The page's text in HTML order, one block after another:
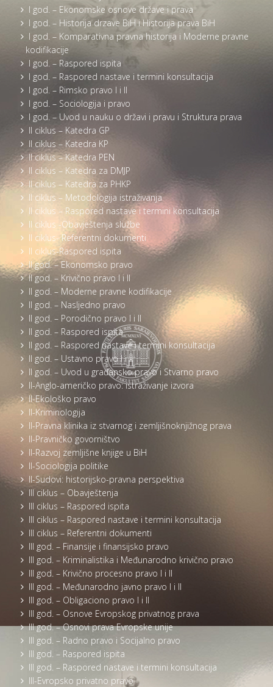
I god. – Ekonomske osnove države i prava
I god. – Historija drzave BiH i Historija prava BiH
I god. – Komparativna pravna historija i Moderne pravne
kodifikacije
I god. – Raspored ispita
I god. – Raspored nastave i termini konsultacija
I god. – Rimsko pravo I i II
I god. – Sociologija i pravo
I god. – Uvod u nauku o državi i pravu i Struktura prava
II ciklus – Katedra GP
II ciklus – Katedra KP
II ciklus – Katedra PEN
II ciklus – Katedra za DMJP
II ciklus – Katedra za PHKP
II ciklus – Metodologija istraživanja
II ciklus – Raspored nastave i termini konsultacija
II ciklus -Obavještenja službe
II ciklus- Referentni dokumenti
II ciklus-Raspored ispita
II god. – Ekonomsko pravo
II god. – Krivično pravo I i II
II god. – Moderne pravne kodifikacije
II god. – Nasljedno pravo
II god. – Porodično pravo I i II
II god. – Raspored ispita
II god. – Raspored nastave i termini konsultacija
II god. – Ustavno pravo I i II
II god. – Uvod u građansko pravo i Stvarno pravo
II-Anglo-američko pravo: istraživanje izvora
II-Ekološko pravo
II-Kriminologija
II-Pravna klinika iz stvarnog i zemljišnoknjižnog prava
II-Pravničko govorništvo
II-Razvoj zemljišne knjige u BiH
II-Sociologija politike
II-Sudovi: historijsko-pravna perspektiva
III ciklus – Obavještenja
III ciklus – Raspored ispita
III ciklus – Raspored nastave i termini konsultacija
III ciklus – Referentni dokumenti
III god. – Finansije i finansijsko pravo
III god. – Kriminalistika i Međunarodno krivično pravo
III god. – Krivično procesno pravo I i II
III god. – Međunarodno javno pravo I i II
III god. – Obligaciono pravo I i II
III god. – Osnove Evropskog privatnog prava
III god. – Osnovi prava Evropske unije
III god. – Radno pravo i Socijalno pravo
III god. – Raspored ispita
III god. – Raspored nastave i termini konsultacija
III-Evropsko privatno pravo